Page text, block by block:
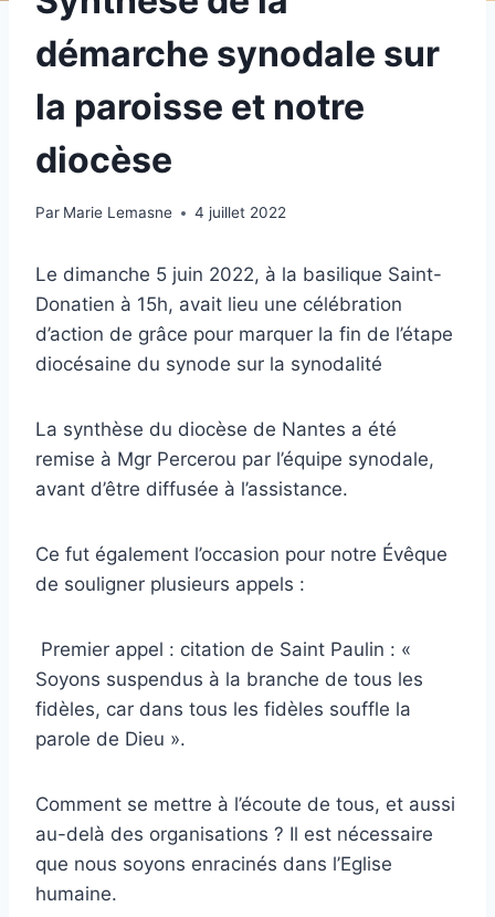
démarche synodale sur
la paroisse et notre
diocèse
Par Marie Lemasne 4 juillet 2022
Le dimanche 5 juin 2022, à la basilique Saint-
Donatien à 15h, avait lieu une célébration
d’action de grâce pour marquer la fin de l’étape
diocésaine du synode sur la synodalité
La synthèse du diocèse de Nantes a été
remise à Mgr Percerou par l’équipe synodale,
avant d’être diffusée à l’assistance.
Ce fut également l’occasion pour notre Évêque
de souligner plusieurs appels :
Premier appel : citation de Saint Paulin : «
Soyons suspendus à la branche de tous les
fidèles, car dans tous les fidèles souffle la
parole de Dieu ».
Comment se mettre à l’écoute de tous, et aussi
au-delà des organisations ? Il est nécessaire
que nous soyons enracinés dans l’Eglise
humaine.